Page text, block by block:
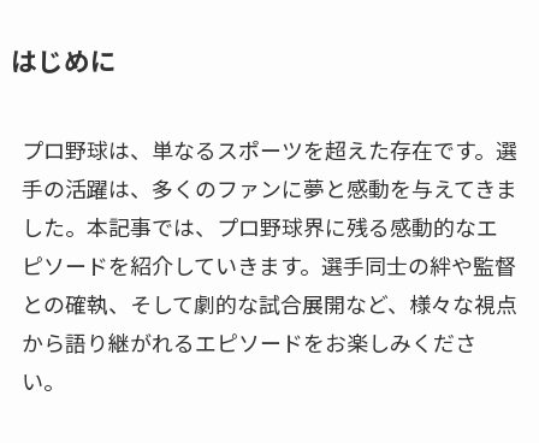
はじめに
プロ野球は、単なるスポーツを超えた存在です。選
手の活躍は、多くのファンに夢と感動を与えてきま
した。本記事では、プロ野球界に残る感動的なエ
ピソードを紹介していきます。選手同士の絆や監督
との確執、そして劇的な試合展開など、様々な視点
から語り継がれるエピソードをお楽しみくださ
い。